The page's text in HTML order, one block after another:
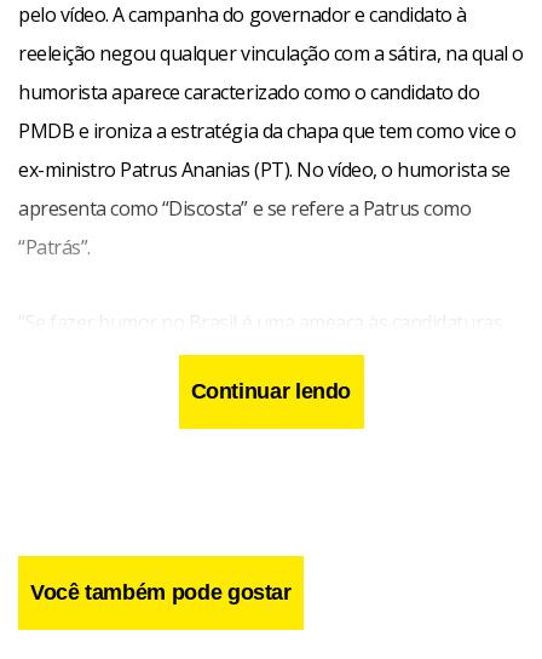
pelo vídeo. A campanha do governador e candidato à
reeleição negou qualquer vinculação com a sátira, na qual o
humorista aparece caracterizado como o candidato do
PMDB e ironiza a estratégia da chapa que tem como vice o
ex-ministro Patrus Ananias (PT). No vídeo, o humorista se
apresenta como “Discosta” e se refere a Patrus como
“Patrás”.
“Se fazer humor no Brasil é uma ameaça às candidaturas,
tenho um sentimento que existe algo de errado no ar.
Humor não modifica voto verdadeiro. O candidato o terá
Continuar lendo
Você também pode gostar